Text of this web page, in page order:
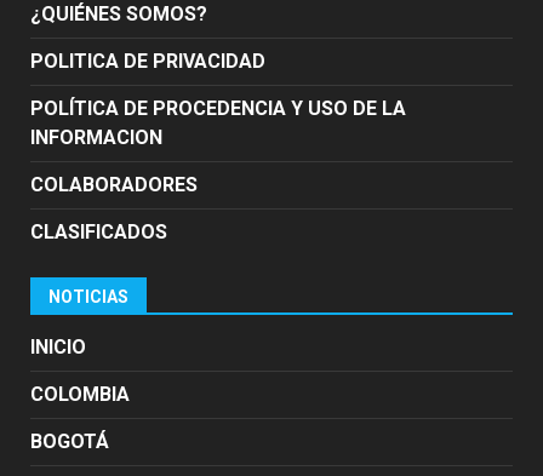
¿QUIÉNES SOMOS?
POLITICA DE PRIVACIDAD
POLÍTICA DE PROCEDENCIA Y USO DE LA
INFORMACION
COLABORADORES
CLASIFICADOS
NOTICIAS
INICIO
COLOMBIA
BOGOTÁ